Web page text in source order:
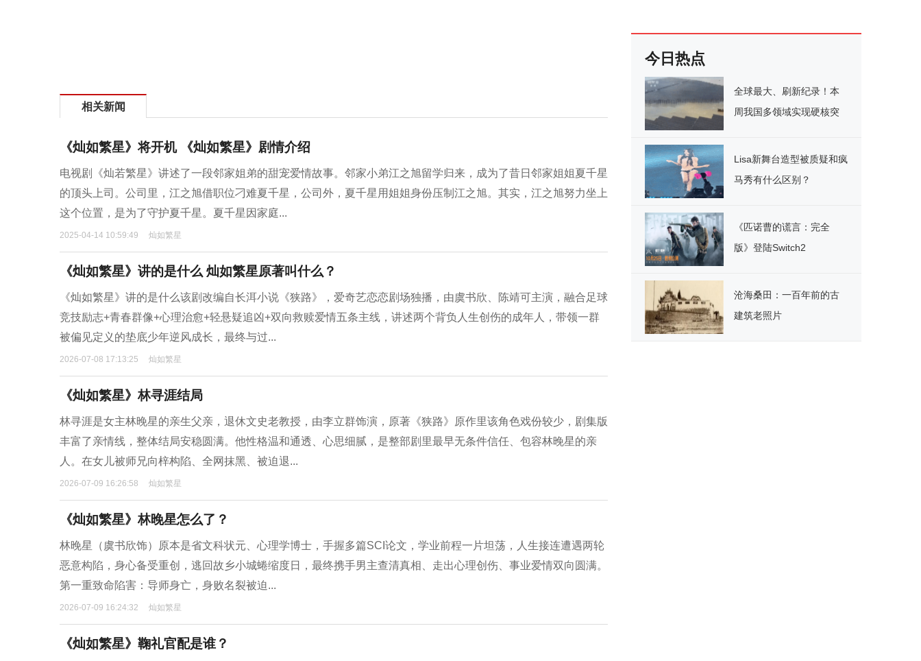
相关新闻
《灿如繁星》将开机 《灿如繁星》剧情介绍
电视剧《灿若繁星》讲述了一段邻家姐弟的甜宠爱情故事。邻家小弟江之旭留学归来，成为了昔日邻家姐姐夏千星
的顶头上司。公司里，江之旭借职位刁难夏千星，公司外，夏千星用姐姐身份压制江之旭。其实，江之旭努力坐上
这个位置，是为了守护夏千星。夏千星因家庭...
2025-04-14 10:59:49 灿如繁星
《灿如繁星》讲的是什么 灿如繁星原著叫什么？
《灿如繁星》讲的是什么该剧改编自长洱小说《狭路》，爱奇艺恋恋剧场独播，由虞书欣、陈靖可主演，融合足球
竞技励志+青春群像+心理治愈+轻悬疑追凶+双向救赎爱情五条主线，讲述两个背负人生创伤的成年人，带领一群
被偏见定义的垫底少年逆风成长，最终与过...
2026-07-08 17:13:25 灿如繁星
《灿如繁星》林寻涯结局
林寻涯是女主林晚星的亲生父亲，退休文史老教授，由李立群饰演，原著《狭路》原作里该角色戏份较少，剧集版
丰富了亲情线，整体结局安稳圆满。他性格温和通透、心思细腻，是整部剧里最早无条件信任、包容林晚星的亲
人。在女儿被师兄向梓构陷、全网抹黑、被迫退...
2026-07-09 16:26:58 灿如繁星
《灿如繁星》林晚星怎么了？
林晚星（虞书欣饰）原本是省文科状元、心理学博士，手握多篇SCI论文，学业前程一片坦荡，人生接连遭遇两轮
恶意构陷，身心备受重创，逃回故乡小城蜷缩度日，最终携手男主查清真相、走出心理创伤、事业爱情双向圆满。
第一重致命陷害：导师身亡，身败名裂被迫...
2026-07-09 16:24:32 灿如繁星
《灿如繁星》鞠礼官配是谁？
今日热点
全球最大、刷新纪录！本
周我国多领域实现硬核突
Lisa新舞台造型被质疑和疯
马秀有什么区别？
《匹诺曹的谎言：完全
版》登陆Switch2
沧海桑田：一百年前的古
建筑老照片